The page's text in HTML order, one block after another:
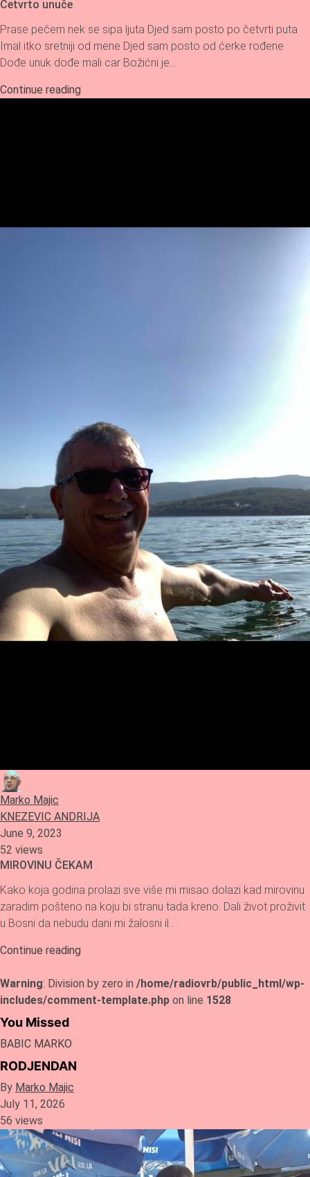
Četvrto unuče
Prase pečem nek se sipa ljuta Djed sam posto po četvrti puta
Imal itko sretniji od mene Djed sam posto od ćerke rođene
Dođe unuk dođe mali car Božićni je…
Continue reading
Marko Majic
KNEZEVIC ANDRIJA
June 9, 2023
52 views
MIROVINU ČEKAM
Kako koja godina prolazi sve više mi misao dolazi kad mirovinu
zaradim pošteno na koju bi stranu tada kreno. Dali život proživit
u Bosni da nebudu dani mi žalosni il…
Continue reading
Warning: Division by zero in /home/radiovrb/public_html/wp-
includes/comment-template.php on line 1528
You Missed
BABIC MARKO
RODJENDAN
By Marko Majic
July 11, 2026
56 views